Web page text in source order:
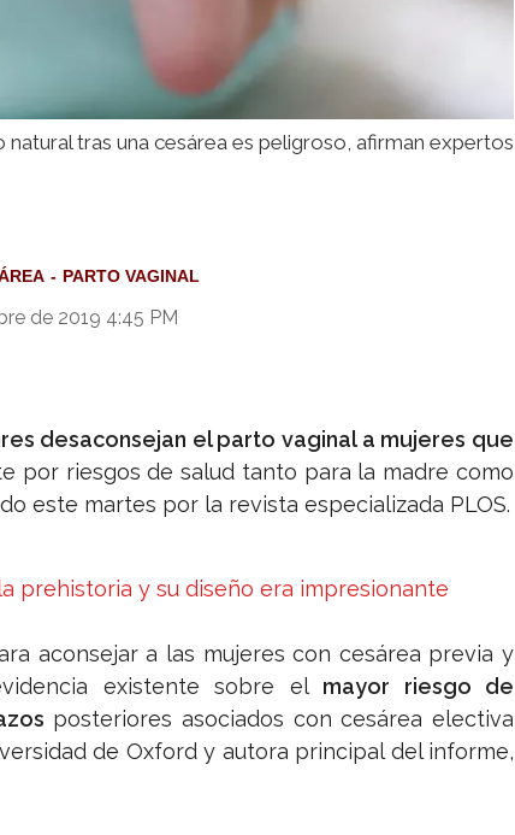
natural tras una cesárea es peligroso, afirman expertos
PARTO VAGINAL
de 2019 4:45 PM
desaconsejan el parto vaginal a mujeres que
por riesgos de salud tanto para la madre como
este martes por la revista especializada PLOS.
prehistoria y su diseño era impresionante
aconsejar a las mujeres con cesárea previa y
existente sobre el mayor riesgo de
posteriores asociados con cesárea electiva
de Oxford y autora principal del informe,